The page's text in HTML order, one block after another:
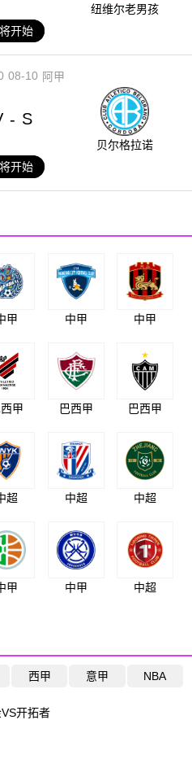
纽维尔老男孩
开始
08-10 阿甲
- S
贝尔格拉诺
开始
甲 中甲 中甲
甲 巴西甲 巴西甲
超 中超 中超
甲 中甲 中超
西甲 意甲 NBA
开拓者